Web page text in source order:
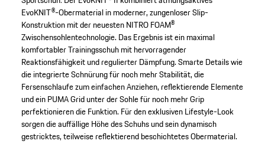
EvoKNIT®-Obermaterial in moderner, zungenloser Slip-
Konstruktion mit der neuesten NITRO FOAM®
Zwischensohlentechnologie. Das Ergebnis ist ein maximal
komfortabler Trainingsschuh mit hervorragender
Reaktionsfähigkeit und regulierter Dämpfung. Smarte Details wie
die integrierte Schnürung für noch mehr Stabilität, die
Fersenschlaufe zum einfachen Anziehen, reflektierende Elemente
und ein PUMA Grid unter der Sohle für noch mehr Grip
perfektionieren die Funktion. Für den exklusiven Lifestyle-Look
sorgen die auffällige Höhe des Schuhs und sein dynamisch
gestricktes, teilweise reflektierend beschichtetes Obermaterial.